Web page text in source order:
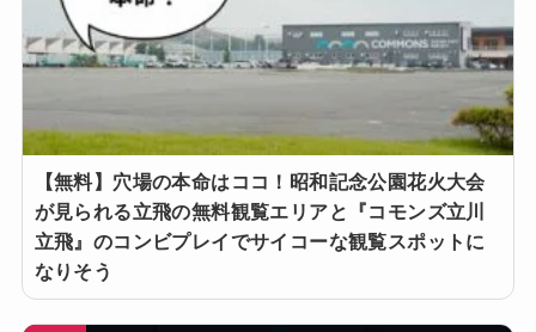
【無料】穴場の本命はココ！昭和記念公園花火大会
が見られる立飛の無料観覧エリアと『コモンズ立川
立飛』のコンビプレイでサイコーな観覧スポットに
なりそう